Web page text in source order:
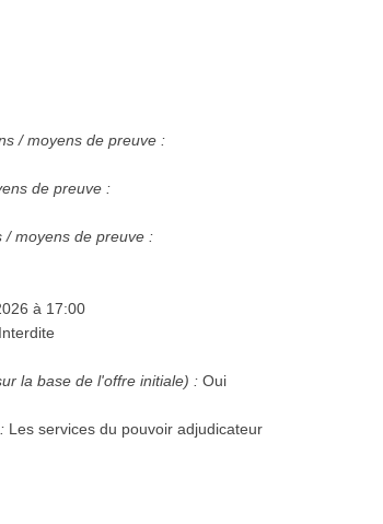
/ moyens de preuve :
de preuve :
/ moyens de preuve :
à 17:00
Interdite
Possibilité d'attribution sans négociation (Attribution sur la base de l'offre initiale) : Oui
Les services du pouvoir adjudicateur